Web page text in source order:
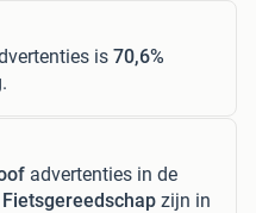
is 70,6%
advertenties in de
zijn in